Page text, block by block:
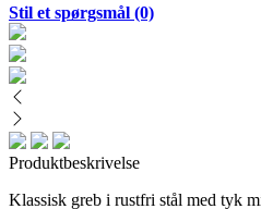
Stil et spørgsmål (0)
Produktbeskrivelse
Klassisk greb i rustfri stål med tyk